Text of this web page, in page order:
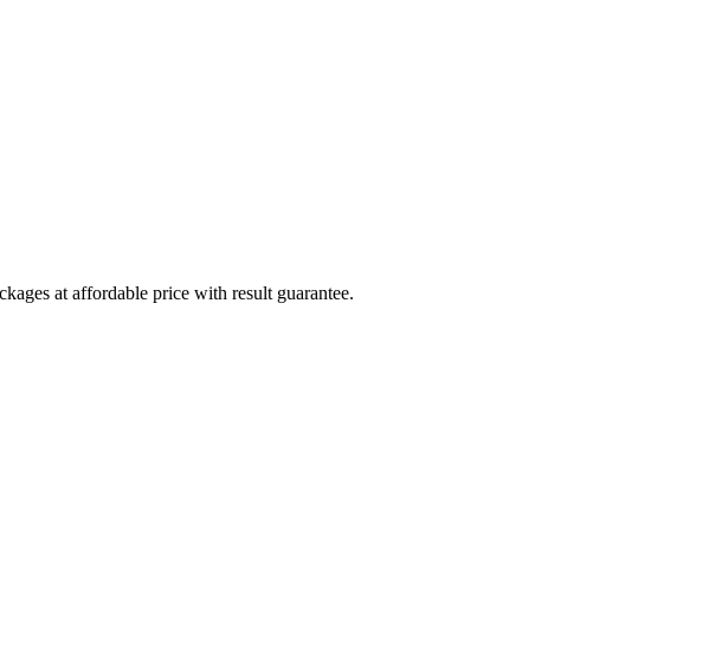
at affordable price with result guarantee.